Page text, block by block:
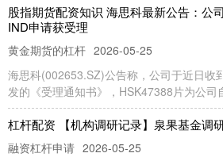
股指期货配资知识 海思科最新公告：公
IND申请获受理
黄金期货的杠杆 2026-05-25
海思科(002653.SZ)公告称，公司于近日收
发的《受理通知书》，HSK47388片为公司
杠杆配资 【机构调研记录】泉果基金调
融资杠杆申请 2026-05-25